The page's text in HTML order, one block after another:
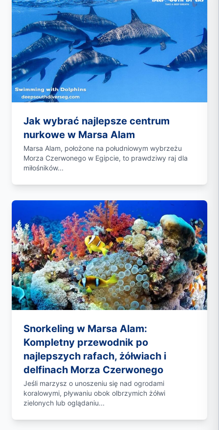
Jak wybrać najlepsze centrum
nurkowe w Marsa Alam
Marsa Alam, położone na południowym wybrzeżu
Morza Czerwonego w Egipcie, to prawdziwy raj dla
miłośników...
Snorkeling w Marsa Alam:
Kompletny przewodnik po
najlepszych rafach, żółwiach i
delfinach Morza Czerwonego
Jeśli marzysz o unoszeniu się nad ogrodami
koralowymi, pływaniu obok olbrzymich żółwi
zielonych lub oglądaniu...